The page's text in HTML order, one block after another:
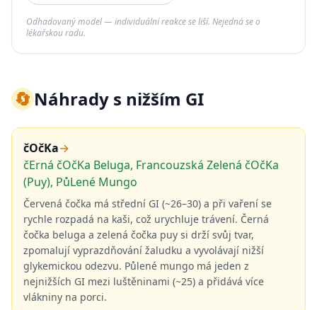
Odhadovaný model — individuální reakce se liší. Nejedná se o
lékařskou radu.
🔄Náhrady s nižším GI
čOčKa→
čErná čOčKa Beluga, Francouzská Zelená čOčKa
(Puy), PůLené Mungo
Červená čočka má střední GI (~26–30) a při vaření se
rychle rozpadá na kaši, což urychluje trávení. Černá
čočka beluga a zelená čočka puy si drží svůj tvar,
zpomalují vyprazdňování žaludku a vyvolávají nižší
glykemickou odezvu. Půlené mungo má jeden z
nejnižších GI mezi luštěninami (~25) a přidává více
vlákniny na porci.